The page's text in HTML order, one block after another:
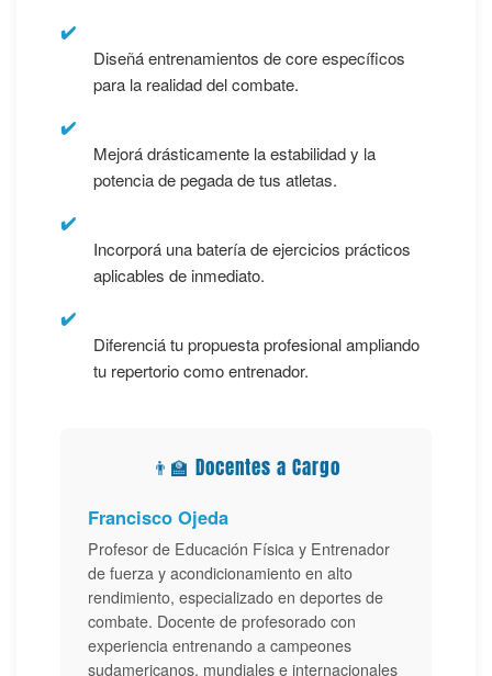
✔️
Diseñá entrenamientos de core específicos
para la realidad del combate.
✔️
Mejorá drásticamente la estabilidad y la
potencia de pegada de tus atletas.
✔️
Incorporá una batería de ejercicios prácticos
aplicables de inmediato.
✔️
Diferenciá tu propuesta profesional ampliando
tu repertorio como entrenador.
👨‍🏫 Docentes a Cargo
Francisco Ojeda
Profesor de Educación Física y Entrenador
de fuerza y acondicionamiento en alto
rendimiento, especializado en deportes de
combate. Docente de profesorado con
experiencia entrenando a campeones
sudamericanos, mundiales e internacionales